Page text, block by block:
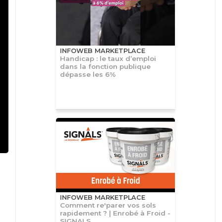
INFOWEB MARKETPLACE
Handicap : le taux d’emploi
dans la fonction publique
dépasse les 6%
INFOWEB MARKETPLACE
Comment re'parer vos sols
rapidement ? | Enrobé à Froid -